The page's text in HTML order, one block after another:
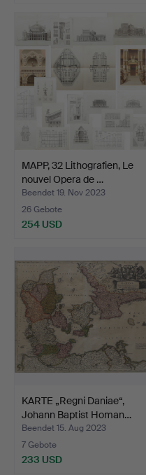
MAPP, 32 Lithografien, Le
nouvel Opera de …
Beendet 19. Nov 2023
26 Gebote
254 USD
KARTE „Regni Daniae“,
Johann Baptist Homan…
Beendet 15. Aug 2023
7 Gebote
233 USD